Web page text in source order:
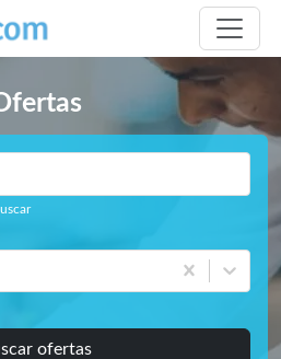
ofertas